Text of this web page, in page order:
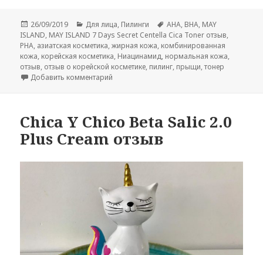
Опубликовано
26/09/2019 Рубрики
Для лица, Пилинги Метки
AHA, BHA, MAY
ISLAND, MAY ISLAND 7 Days Secret Centella Cica Toner отзыв,
PHA, азиатская косметика,жирная кожа, комбинированная
кожа, корейская косметика, Ниацинамид, нормальная кожа,
отзыв, отзыв о корейской косметике, пилинг, прыщи,тонер
Добавить комментарий
Chica Y Chico Beta Salic 2.0
Plus Cream отзыв